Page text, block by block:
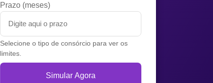
Prazo (meses)
Selecione o tipo de consórcio para ver os
limites.
Simular Agora